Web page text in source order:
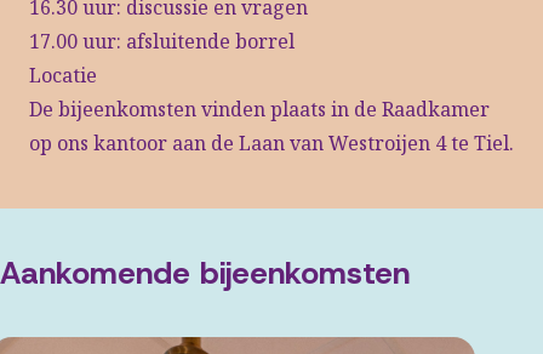
16.30 uur: discussie en vragen
17.00 uur: afsluitende borrel
Locatie
De bijeenkomsten vinden plaats in de Raadkamer
op ons kantoor aan de Laan van Westroijen 4 te Tiel.
Aankomende bijeenkomsten